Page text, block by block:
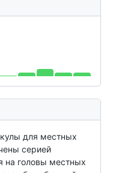
для местных
серией
на головы местных